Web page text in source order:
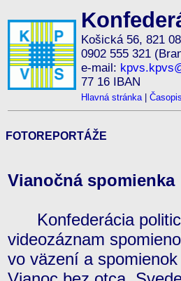
Košická 56, 821
0902 555 321
e-mail:
77 16 IBAN
Hlavná stránka| Časopis
FOTOREPORTÁŽE
Vianočná spomienka
Konfederácia
videozáznam
vo väzení a